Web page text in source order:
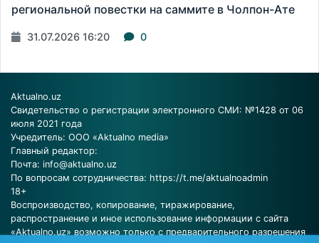
региональной повестки на саммите в Чолпон-Ате
31.07.2026 16:20 0
Aktualno.uz
Свидетельство о регистрации электронного СМИ: №1428 от 06
июля 2021 года
Учредитель: ООО «Aktualno media»
Главный редактор:
Почта: info@aktualno.uz
По вопросам сотрудничества: https://t.me/aktualnoadmin
18+
Воспроизводство, копирование, тиражирование,
распространение и иное использование информации с сайта
«Aktualno.uz» возможно только с предварительного разрешения